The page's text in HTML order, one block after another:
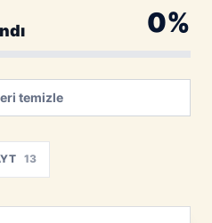
0%
temizle
13